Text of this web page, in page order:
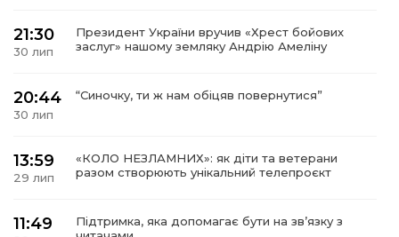
21:30
30 лип
Президент України вручив «Хрест бойових
заслуг» нашому земляку Андрію Амеліну
20:44
30 лип
“Синочку, ти ж нам обіцяв повернутися”
13:59
29 лип
«КОЛО НЕЗЛАМНИХ»: як діти та ветерани
разом створюють унікальний телепроєкт
11:49
Підтримка, яка допомагає бути на зв’язку з